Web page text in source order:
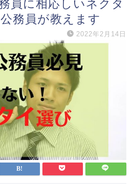
員に相応しいネクタ
務員が教えます
2022年2月14日